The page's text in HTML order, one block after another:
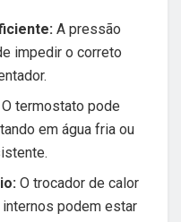
A pressão
impedir o correto
O termostato pode
em água fria ou
O trocador de calor
podem estar